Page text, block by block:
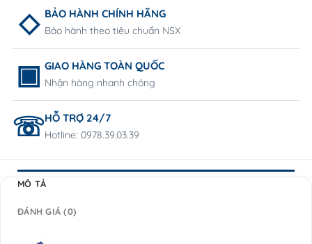
BẢO HÀNH CHÍNH HÃNG
Bảo hành theo tiêu chuẩn NSX
GIAO HÀNG TOÀN QUỐC
Nhận hàng nhanh chóng
HỖ TRỢ 24/7
Hotline: 0978.39.03.39
MÔ TẢ
ĐÁNH GIÁ (0)